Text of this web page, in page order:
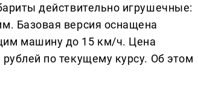
действительно игрушечные:
Базовая версия оснащена
машину до 15 км/ч. Цена
по текущему курсу. Об этом